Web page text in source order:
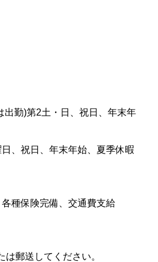
勤)第2土・日、祝日、年末年
、祝日、年末年始、夏季休暇
種保険完備、交通費支給
郵送してください。